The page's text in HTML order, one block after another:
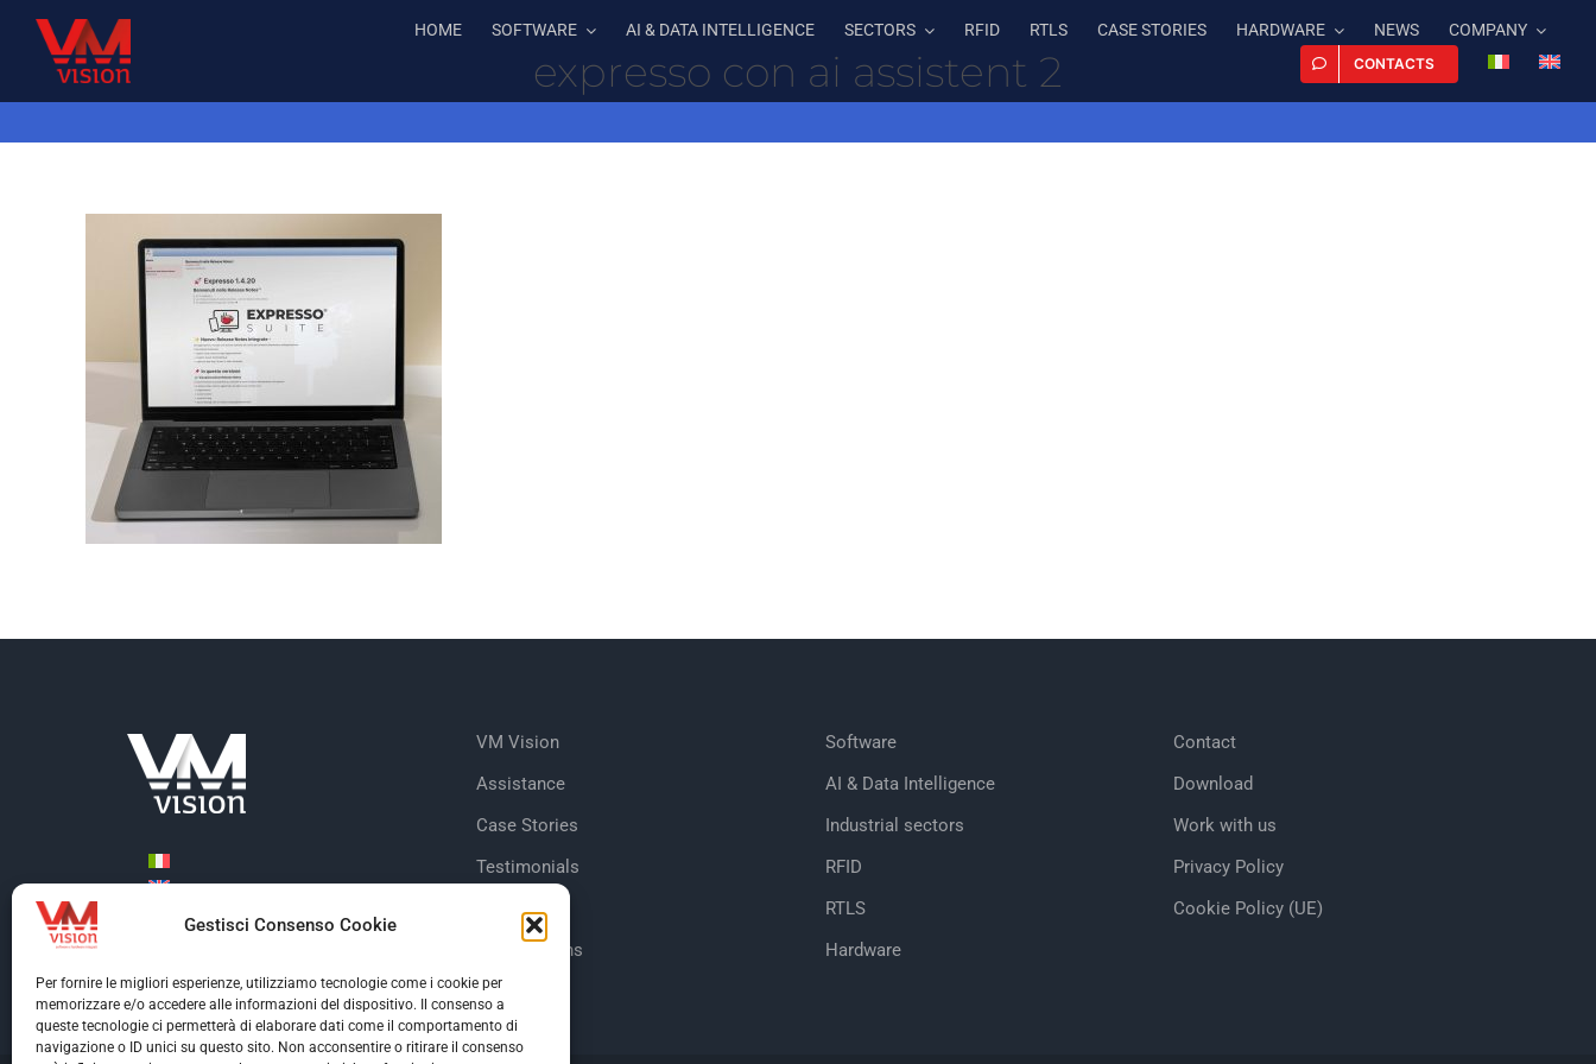
Gestisci Consenso Cookie
Per fornire le migliori esperienze, utilizziamo tecnologie come i cookie per
memorizzare e/o accedere alle informazioni del dispositivo. Il consenso a
queste tecnologie ci permetterà di elaborare dati come il comportamento di
navigazione o ID unici su questo sito. Non acconsentire o ritirare il consenso
content
HOME SOFTWARE AI & DATA INTELLIGENCE SECTORS RFID RTLS CASE STORIES HARDWARE NEWS COMPANY
CONTACTS
expresso con ai assistent 2
VM Vision
Assistance
Case Stories
Testimonials
Client
Certifications
Software
AI & Data Intelligence
Industrial sectors
RFID
RTLS
Hardware
Contact
Download
Work with us
Privacy Policy
Cookie Policy (UE)